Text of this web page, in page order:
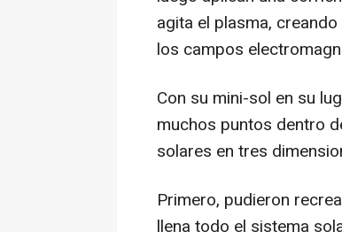
agita el plasma,
los campos
Con su mini-sol en su
muchos puntos dentro
solares en tres
Primero, pudieron
llena todo el sistema